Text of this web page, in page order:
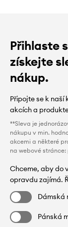
Přihlaste
získejte
nákup.
Připojte se k naší
akcích a
**Sleva je
nákupu v min.
akcemi a některé
na webové stránce:
Chceme, aby do
opravdu zajímá.
Dámská
Pánská